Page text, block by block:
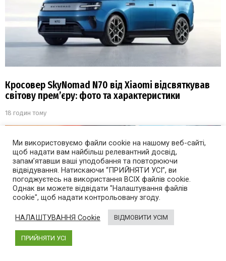
Кросовер SkyNomad N70 від Xiaomi відсвяткував
світову прем’єру: фото та характеристики
18 годин тому
Ми використовуємо файли cookie на нашому веб-сайті,
щоб надати вам найбільш релевантний досвід,
запам’ятавши ваші уподобання та повторюючи
відвідування. Натискаючи “ПРИЙНЯТИ УСІ”, ви
погоджуєтесь на використання ВСІХ файлів cookie.
Однак ви можете відвідати "Налаштування файлів
cookie", щоб надати контрольовану згоду.
НАЛАШТУВАННЯ Cookie ВІДМОВИТИ УСІМ
ПРИЙНЯТИ УСІ